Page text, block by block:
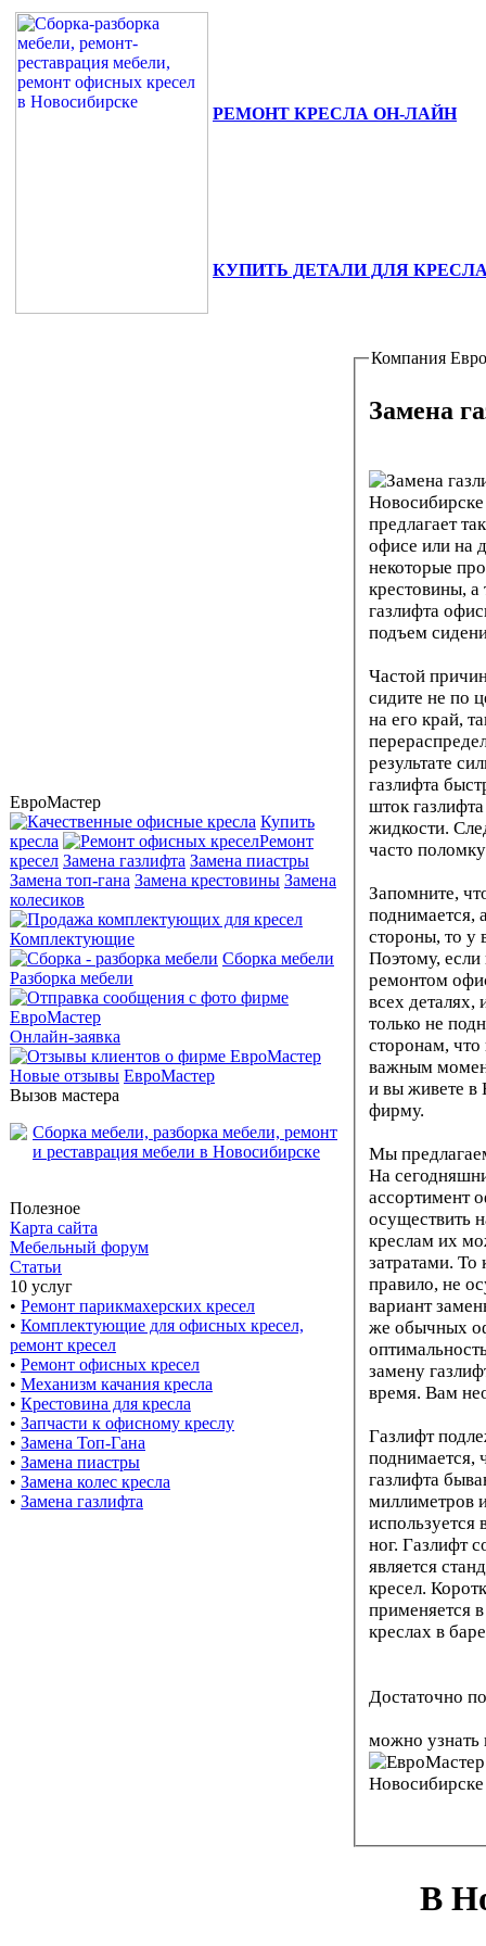
РЕМОНТ КРЕСЛА ОН-ЛАЙН
КУПИТЬ ДЕТАЛИ ДЛЯ
ЕвроМастер
Купить
кресла
Ремонт
кресел Замена газлифта Замена пиастры
Замена топ-гана Замена крестовины Замена
колесиков
Комплектующие
Сборка мебели
Разборка мебели
Онлайн-заявка
Новые отзывы ЕвроМастер
Вызов мастера
Полезное
Карта сайта
Мебельный форум
Статьи
10 услуг
• Ремонт парикмахерских кресел
• Комплектующие для офисных кресел,
ремонт кресел
• Ремонт офисных кресел
• Механизм качания кресла
• Крестовина для кресла
• Запчасти к офисному креслу
• Замена Топ-Гана
• Замена пиастры
• Замена колес кресла
• Замена газлифта
Компания
Замена
предлагает
офисе или на
некоторые
крестовины, а
газлифта
подъем
Частой
сидите не по
на его край,
результате
газлифта
шток
жидкости.
часто
Запомните,
поднимается,
стороны, то у
Поэтому,
ремонтом
всех деталях,
только не
сторонам, что
важным
и вы живете в
фирму.
Мы
На
ассортимент
осуществить
креслам их
затратами. То
правило, не
вариант
же обычных
замену
время. Вам
Газлифт
поднимается,
газлифта
миллиметров
используется
ног. Газлифт
является
кресел.
применяется
креслах в
Достаточно
можно
В